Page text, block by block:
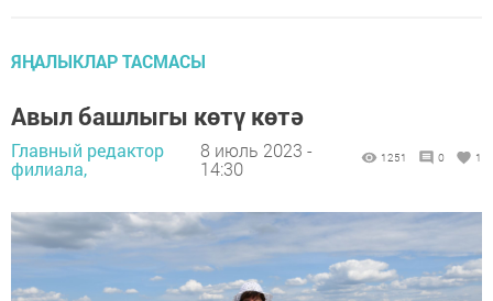
ЯҢАЛЫКЛАР ТАСМАСЫ
Авыл башлыгы көтү көтә
Главный редактор
филиала,
8 июль 2023 -
14:30
1251 0 1